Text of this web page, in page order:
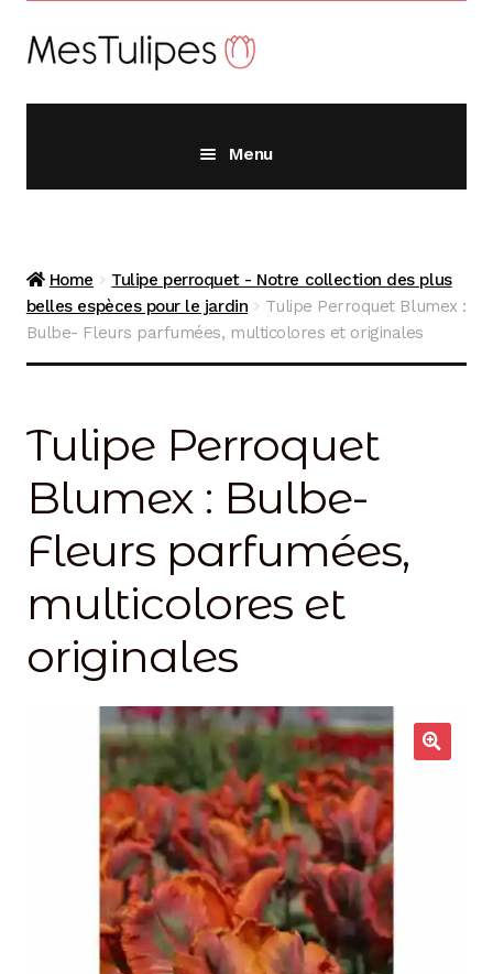
à
navigation
au
Menu
Crocus
Fritillaires
Jacinthes
Narcisses
Tulipes
Home
Tulipe perroquet - Notre collection des plus
belles espèces pour le jardin
Tulipe Perroquet Blumex :
Bulbe- Fleurs parfumées, multicolores et originales
Tulipe Perroquet
Blumex : Bulbe-
Fleurs parfumées,
multicolores et
originales